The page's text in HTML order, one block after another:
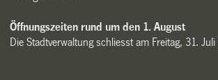
Öffnungszeiten rund um den 1. August
Die Stadtverwaltung schliesst am Freitag, 31.